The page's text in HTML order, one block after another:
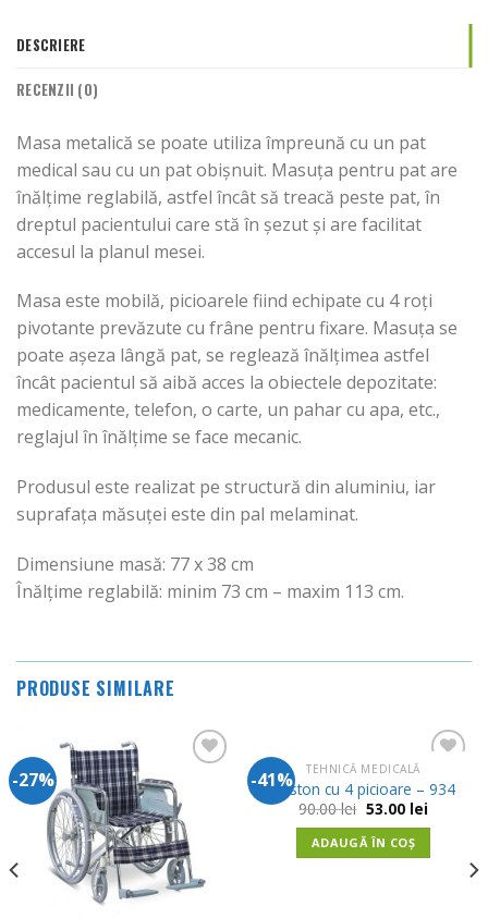
DESCRIERE
RECENZII (0)
Masa metalică se poate utiliza împreună cu un pat
medical sau cu un pat obișnuit. Masuța pentru pat are
înălțime reglabilă, astfel încât să treacă peste pat, în
dreptul pacientului care stă în șezut și are facilitat
accesul la planul mesei.
Masa este mobilă, picioarele fiind echipate cu 4 roți
pivotante prevăzute cu frâne pentru fixare. Masuța se
poate așeza lângă pat, se reglează înălțimea astfel
încât pacientul să aibă acces la obiectele depozitate:
medicamente, telefon, o carte, un pahar cu apa, etc.,
reglajul în înălțime se face mecanic.
Produsul este realizat pe structură din aluminiu, iar
suprafața măsuței este din pal melaminat.
Dimensiune masă: 77 x 38 cm
Înălțime reglabilă: minim 73 cm – maxim 113 cm.
PRODUSE SIMILARE
-27%
Wishlist
-41%
Adauga
in
Wishlist
TEHNICĂ MEDICALĂ
Baston cu 4 picioare – 934
90.00lei Prețul
inițial
a
fost:
90.00 lei.
53.00 leiPrețul
curent
ADAUGĂ ÎN COȘ